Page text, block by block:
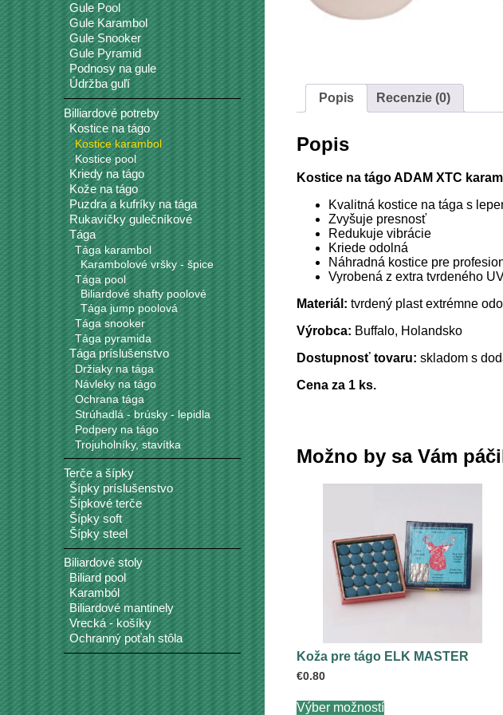
Popis Recenzie (0)
Popis
Kostice na tágo ADAM XTC
Kvalitná kostice na tága s
Zvyšuje presnosť
Redukuje vibrácie
Kriede odolná
Náhradná kostice pre
Vyrobená z extra tvrdeného
Materiál: tvrdený plast extrémne
Výrobca: Buffalo, Holandsko
Dostupnosť tovaru: skladom s
Cena za 1 ks.
Možno by sa Vám
Koža pre tágo ELK MASTER
€0.80
Výber možností
Gule Pool
Gule Karambol
Gule Snooker
Gule Pyramid
Podnosy na gule
Údržba guľí
Billiardové potreby
Kostice na tágo
Kostice karambol
Kostice pool
Kriedy na tágo
Kože na tágo
Puzdra a kufríky na tága
Rukavíčky gulečníkové
Tága
Tága karambol
Karambolové vršky - špice
Tága pool
Biliardové shafty poolové
Tága jump poolová
Tága snooker
Tága pyramida
Tága príslušenstvo
Držiaky na tága
Návleky na tágo
Ochrana tága
Strúhadlá - brúsky - lepidla
Podpery na tágo
Trojuholníky, stavítka
Terče a šípky
Šípky príslušenstvo
Šípkové terče
Šípky soft
Šípky steel
Biliardové stoly
Biliard pool
Karamból
Biliardové mantinely
Vrecká - košíky
Ochranný poťah stôla